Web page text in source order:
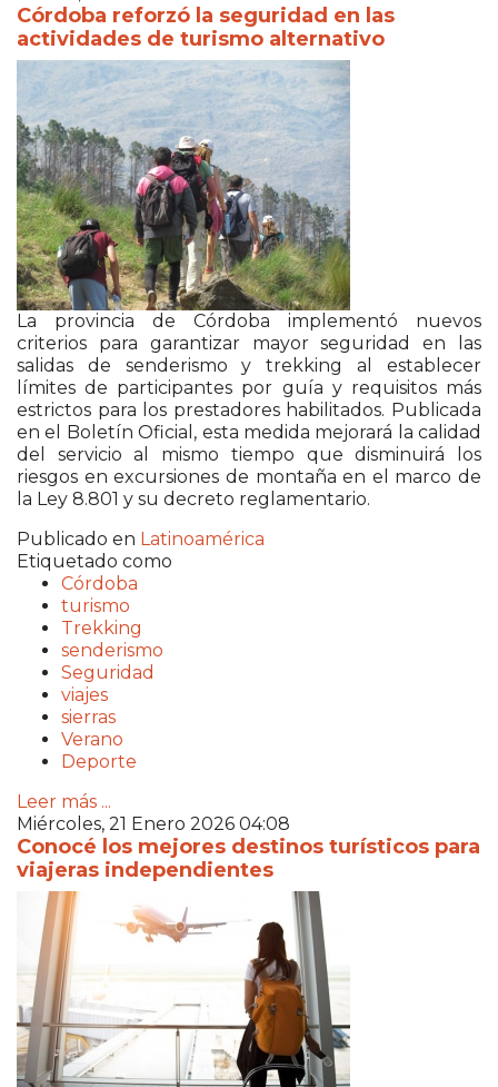
Córdoba reforzó la seguridad en las
actividades de turismo alternativo
La provincia de Córdoba implementó nuevos
criterios para garantizar mayor seguridad en las
salidas de senderismo y trekking al establecer
límites de participantes por guía y requisitos más
estrictos para los prestadores habilitados. Publicada
en el Boletín Oficial, esta medida mejorará la calidad
del servicio al mismo tiempo que disminuirá los
riesgos en excursiones de montaña en el marco de
la Ley 8.801 y su decreto reglamentario.
Publicado en Latinoamérica
Etiquetado como
Córdoba
turismo
Trekking
senderismo
Seguridad
viajes
sierras
Verano
Deporte
Leer más ...
Miércoles, 21 Enero 2026 04:08
Conocé los mejores destinos turísticos para
viajeras independientes